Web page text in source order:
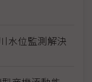
水位監測解決